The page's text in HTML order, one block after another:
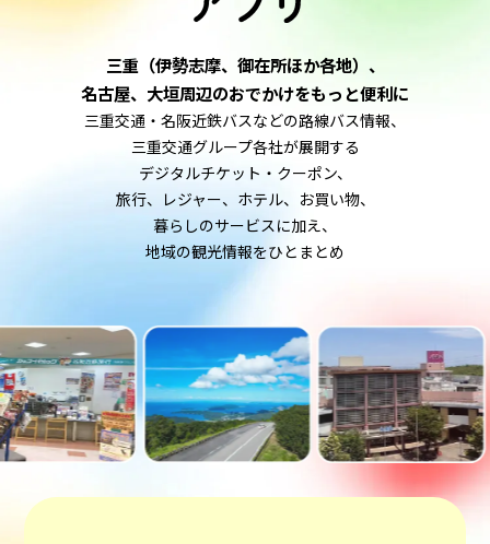
三重（伊勢志摩、御在所ほか各地）、
名古屋、大垣周辺のおでかけをもっと便利に
三重交通・名阪近鉄バスなどの路線バス情報、
三重交通グループ各社が展開する
デジタルチケット・クーポン、
旅行、レジャー、ホテル、お買い物、
暮らしのサービスに加え、
地域の観光情報をひとまとめ